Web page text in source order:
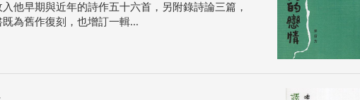
他早期與近年的詩作五十六首，另附錄詩論三篇，
為舊作復刻，也增訂一輯...